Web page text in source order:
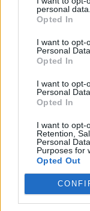
personal data.
Opted In
I want to opt-
Personal Data.
Opted In
I want to opt-
Personal
Opted In
I want to opt-
Retention,
Personal
Purposes for
Opted Out
Jei Seimas
įrašyta, kad
senatvės ir
nedarbo, ligos,
įstatymų
Šiuo metu
valstybės
invalidumo